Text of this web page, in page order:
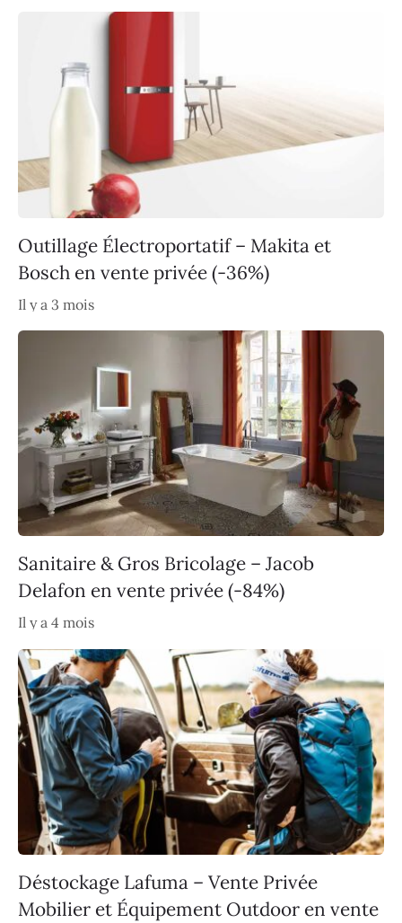
Outillage Électroportatif – Makita et
Bosch en vente privée (-36%)
Il y a 3 mois
Sanitaire & Gros Bricolage – Jacob
Delafon en vente privée (-84%)
Il y a 4 mois
Déstockage Lafuma – Vente Privée
Mobilier et Équipement Outdoor en vente